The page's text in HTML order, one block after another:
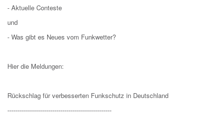
- Aktuelle Conteste
und
- Was gibt es Neues vom Funkwetter?
Hier die Meldungen:
Rückschlag für verbesserten Funkschutz in Deutschland
-----------------------------------------------------